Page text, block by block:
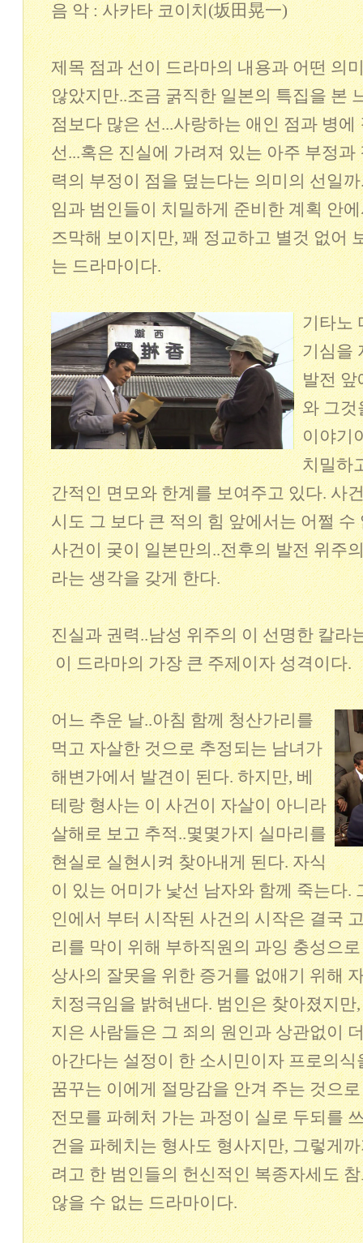
음 악 : 사카타 코이치(坂田晃一)
제목 점과 선이 드라마의 내용과 어떤 의
않았지만..조금 굵직한 일본의 특집을 본
점보다 많은 선...사랑하는 애인 점과 병
선...혹은 진실에 가려져 있는 아주 부정
력의 부정이 점을 덮는다는 의미의 선일
임과 범인들이 치밀하게 준비한 계획 안
즈막해 보이지만, 꽤 정교하고 별것 없어
는 드라마이다.
기타노
기심을
발전 앞
와 그것
이야기
치밀하
간적인 면모와 한계를 보여주고 있다. 사
시도 그 보다 큰 적의 힘 앞에서는 어쩔
사건이 궂이 일본만의..전후의 발전 위주
라는 생각을 갖게 한다.
진실과 권력..남성 위주의 이 선명한 칼라
이 드라마의 가장 큰 주제이자 성격이다.
어느 추운 날..아침 함께 청산가리를
먹고 자살한 것으로 추정되는 남녀가
해변가에서 발견이 된다. 하지만, 베
테랑 형사는 이 사건이 자살이 아니라
살해로 보고 추적..몇몇가지 실마리를
현실로 실현시켜 찾아내게 된다. 자식
이 있는 어미가 낯선 남자와 함께 죽는다.
인에서 부터 시작된 사건의 시작은 결국
리를 막이 위해 부하직원의 과잉 충성으
상사의 잘못을 위한 증거를 없애기 위해
치정극임을 밝혀낸다. 범인은 찾아졌지
지은 사람들은 그 죄의 원인과 상관없이
아간다는 설정이 한 소시민이자 프로의
꿈꾸는 이에게 절망감을 안겨 주는 것으
전모를 파헤처 가는 과정이 실로 두되를
건을 파헤치는 형사도 형사지만, 그렇게
려고 한 범인들의 헌신적인 복종자세도
않을 수 없는 드라마이다.